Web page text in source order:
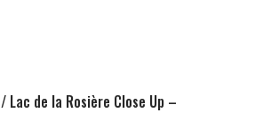
Lac de la Rosière Close Up –